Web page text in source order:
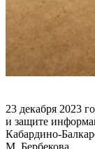
23 декабря 2023
и защите
Кабардино-
М. Бербекова.